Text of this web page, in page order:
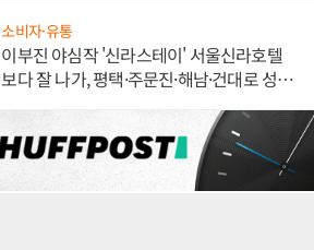
소비자·유통
이부진 야심작 '신라스테이' 서울신라호텔
보다 잘 나가, 평택·주문진·해남·건대로 성